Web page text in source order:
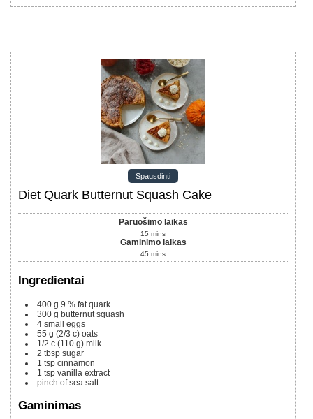
Spausdinti
Diet Quark Butternut Squash Cake
Paruošimo laikas
15 mins
Gaminimo laikas
45 mins
Ingredientai
400 g 9 % fat quark
300 g butternut squash
4 small eggs
55 g (2/3 c) oats
1/2 c (110 g) milk
2 tbsp sugar
1 tsp cinnamon
1 tsp vanilla extract
pinch of sea salt
Gaminimas